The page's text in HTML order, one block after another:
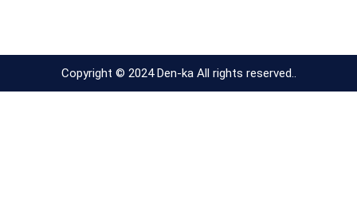
Copyright © 2024 Den-ka All rights reserved..